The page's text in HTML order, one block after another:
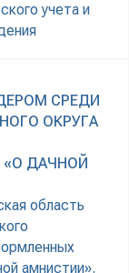
учета и
СРЕДИ
ОКРУГА
ДАЧНОЙ
область
амнистии».